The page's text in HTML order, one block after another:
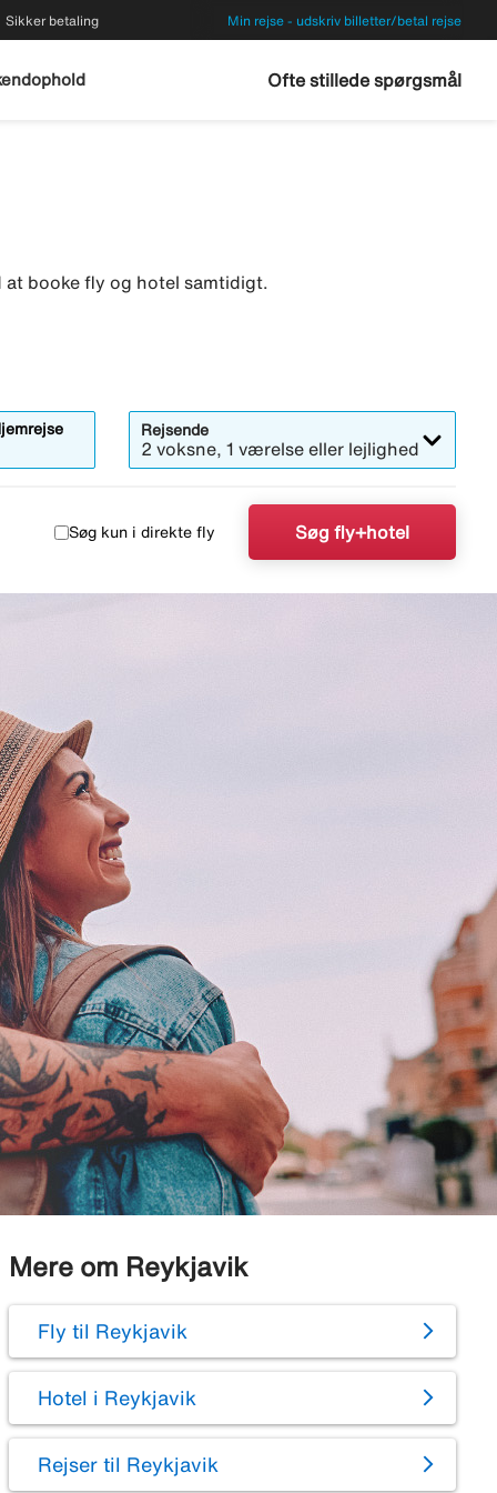
Sikker betaling Min rejse - udskriv billetter/betal rejse
Ofte stillede spørgsmål
at booke fly og hotel samtidigt.
Rejsende
2 voksne, 1 værelse eller lejlighed
Søg kun i direkte fly Søg fly+hotel
Mere om Reykjavik
Fly til Reykjavik
Hotel i Reykjavik
Rejser til Reykjavik